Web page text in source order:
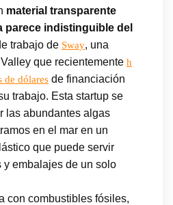
material transparente
parece indistinguible del
trabajo de Sway, una
que recientemente h
de dólares de financiación
trabajo. Esta startup se
las abundantes algas
en el mar en un
que puede servir
y embalajes de un solo
con combustibles fósiles,